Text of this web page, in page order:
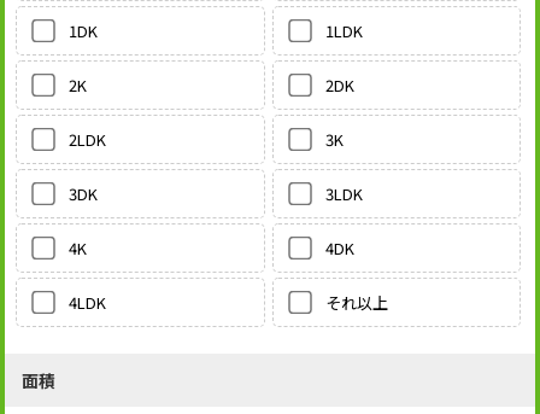
1DK 1LDK
2K 2DK
2LDK 3K
3DK 3LDK
4K 4DK
4LDK それ以上
面積